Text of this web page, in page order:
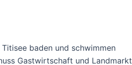
Titisee baden und schwimmen
Gastwirtschaft und Landmarkt